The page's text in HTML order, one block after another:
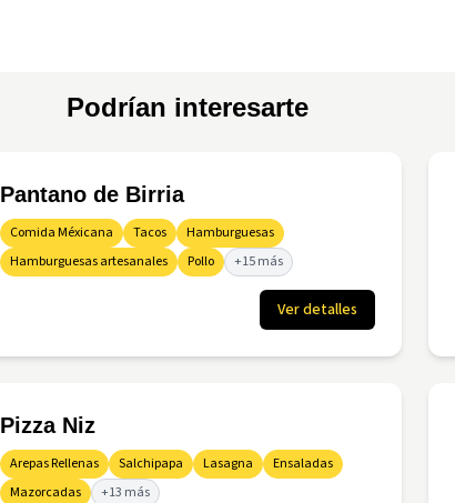
Podrían interesarte
Pantano de Birria
Comida Méxicana Tacos
Hamburguesas
Hamburguesas artesanales
Pollo +15 más
Ver detalles
Pizza Niz
Arepas Rellenas Salchipapa Lasagna
Ensaladas
Mazorcadas
+13 más